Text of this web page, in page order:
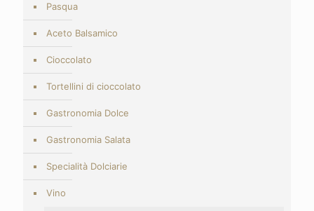
Pasqua
Aceto Balsamico
Cioccolato
Tortellini di cioccolato
Gastronomia Dolce
Gastronomia Salata
Specialità Dolciarie
Vino